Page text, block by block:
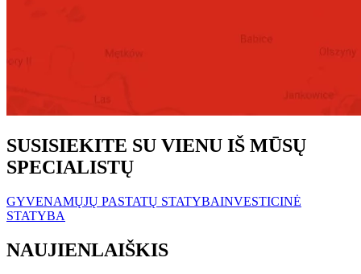
SUSISIEKITE SU VIENU IŠ MŪSŲ
SPECIALISTŲ
GYVENAMŲJŲ PASTATŲ STATYBAINVESTICINĖ
STATYBA
NAUJIENLAIŠKIS